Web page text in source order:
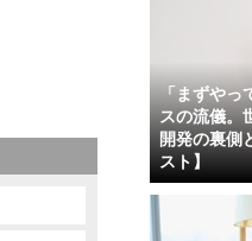
「まずや
スの流儀。
開発の裏側
スト】